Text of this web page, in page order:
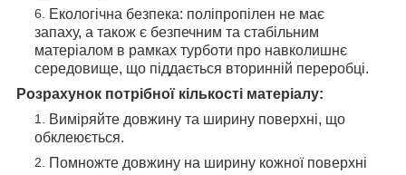
Екологічна безпека: поліпропілен не має
запаху, а також є безпечним та стабільним
матеріалом в рамках турботи про навколишнє
середовище, що піддається вторинній переробці.
Розрахунок потрібної кількості матеріалу:
Виміряйте довжину та ширину поверхні, що
обклеюється.
Помножте довжину на ширину кожної поверхні